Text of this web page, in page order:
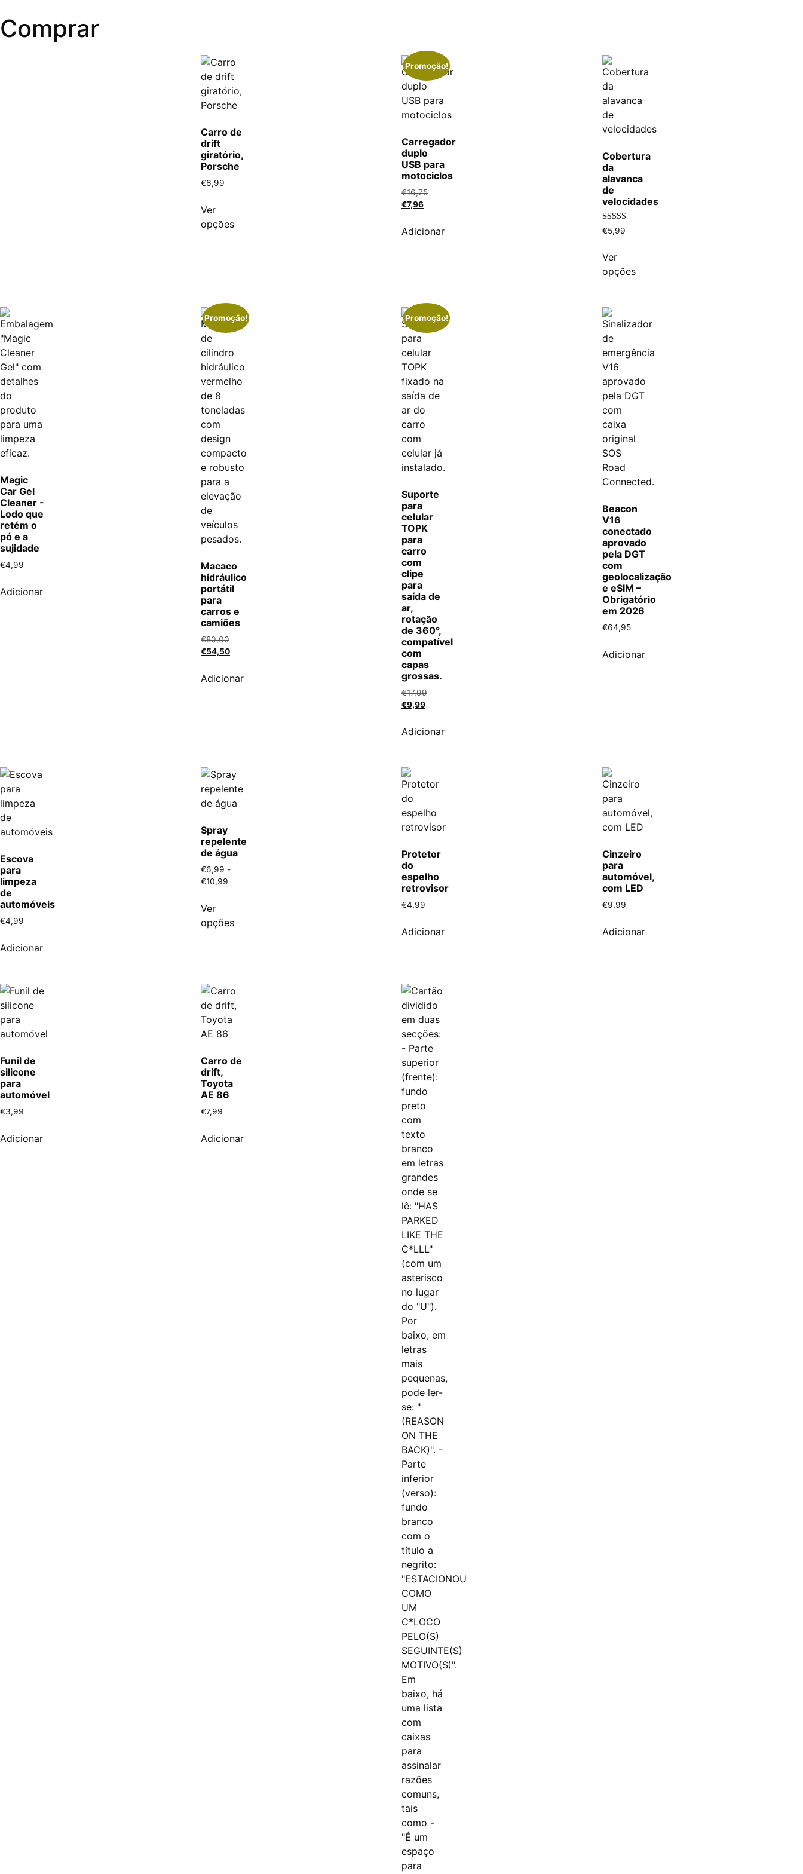
Comprar
Carro de
drift
giratório,
Porsche
€6,99
Ver
opções
Promoção!
Carregador
duplo
USB para
motociclos
€16,75
€7,96
Adicionar
Cobertura
da
alavanca
de
velocidades
Avaliação
5.00
€5,99
Ver
opções
Magic
Car Gel
Cleaner -
Lodo que
retém o
pó e a
sujidade
€4,99
Adicionar
Promoção!
Macaco
hidráulico
portátil
para
carros e
camiões
€80,00
€54,50
Adicionar
Promoção!
Suporte
para
celular
TOPK
para
carro
com
clipe
para
saída de
ar,
rotação
de 360°,
compatível
com
capas
grossas.
€17,99
€9,99
Adicionar
Beacon
V16
conectado
aprovado
pela DGT
com
geolocalização
e eSIM –
Obrigatório
em 2026
€64,95
Adicionar
Escova
para
limpeza
de
automóveis
€4,99
Adicionar
Spray
repelente
de água
€6,99 -
€10,99
Ver
opções
Protetor
do
espelho
retrovisor
€4,99
Adicionar
Cinzeiro
para
automóvel,
com LED
€9,99
Adicionar
Funil de
silicone
para
automóvel
€3,99
Adicionar
Carro de
drift,
Toyota
AE 86
€7,99
Adicionar